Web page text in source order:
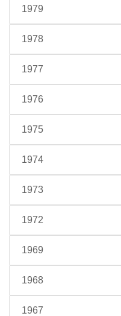
1979
1978
1977
1976
1975
1974
1973
1972
1969
1968
1967